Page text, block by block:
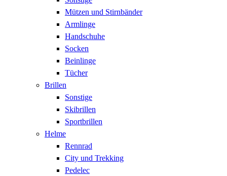
Mützen und Stirnbänder
Armlinge
Handschuhe
Socken
Beinlinge
Tücher
Brillen
Sonstige
Skibrillen
Sportbrillen
Helme
Rennrad
City und Trekking
Pedelec